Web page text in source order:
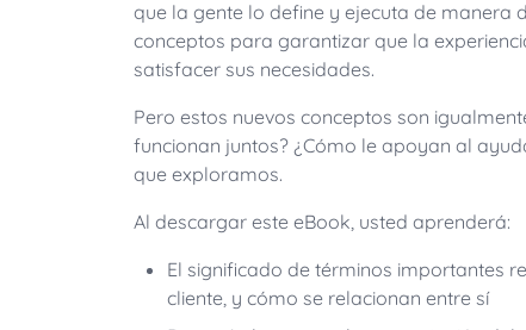
que la gente lo define y ejecuta de manera
conceptos para garantizar que la
satisfacer sus necesidades.
Pero estos nuevos conceptos son
funcionan juntos? ¿Cómo le apoyan al
que exploramos.
Al descargar este eBook, usted aprenderá:
El significado de términos importantes
cliente, y cómo se relacionan entre sí